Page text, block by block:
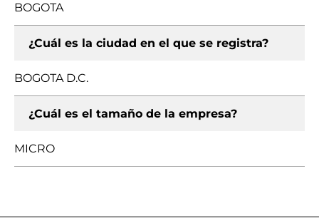
BOGOTA
¿Cuál es la ciudad en el que se registra?
BOGOTA D.C.
¿Cuál es el tamaño de la empresa?
MICRO